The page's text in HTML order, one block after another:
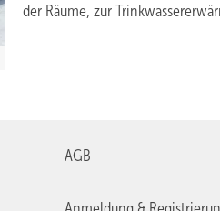
der Räume, zur
AGB